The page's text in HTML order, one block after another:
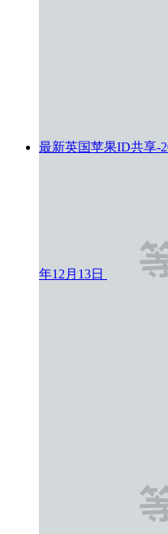
最新英国苹果ID共享-
年12月13日